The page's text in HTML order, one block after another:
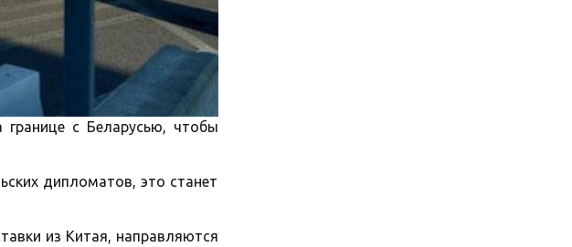
с Беларусью, чтобы
дипломатов, это станет
из Китая, направляются